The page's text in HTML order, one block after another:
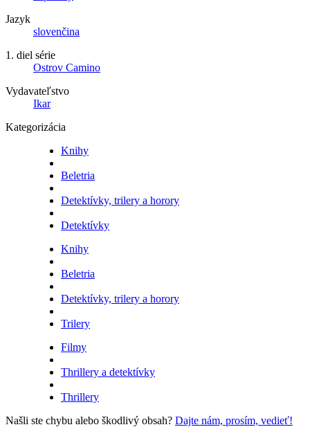
Jazyk
slovenčina
1. diel série
Ostrov Camino
Vydavateľstvo
Ikar
Kategorizácia
Knihy
Beletria
Detektívky, trilery a horory
Detektívky
Knihy
Beletria
Detektívky, trilery a horory
Trilery
Filmy
Thrillery a detektívky
Thrillery
Našli ste chybu alebo škodlivý obsah? Dajte nám, prosím, vedieť!